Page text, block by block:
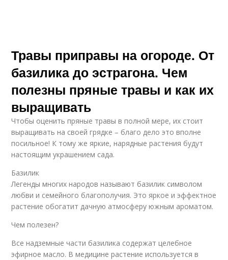
Травы приправы на огороде. От
базилика до эстрагона. Чем
полезны пряные травы и как их
выращивать
Чтобы оценить пряные травы в полной мере, их стоит
выращивать на своей грядке – благо дело это вполне
посильное! К тому же яркие, нарядные растения будут
настоящим украшением сада.
Базилик
Легенды многих народов называют базилик символом
любви и семейного благополучия. Это яркое и эффектное
растение обогатит дачную атмосферу южным ароматом.
Чем полезен?
Все надземные части базилика содержат целебное
эфирное масло. В медицине растение используется в